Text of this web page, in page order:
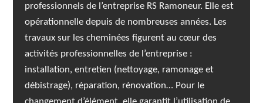
professionnels de l’entreprise RS Ramoneur. Elle est
opérationnelle depuis de nombreuses années. Les
travaux sur les cheminées figurent au cœur des
activités professionnelles de l’entreprise :
installation, entretien (nettoyage, ramonage et
débistrage), réparation, rénovation… Pour le